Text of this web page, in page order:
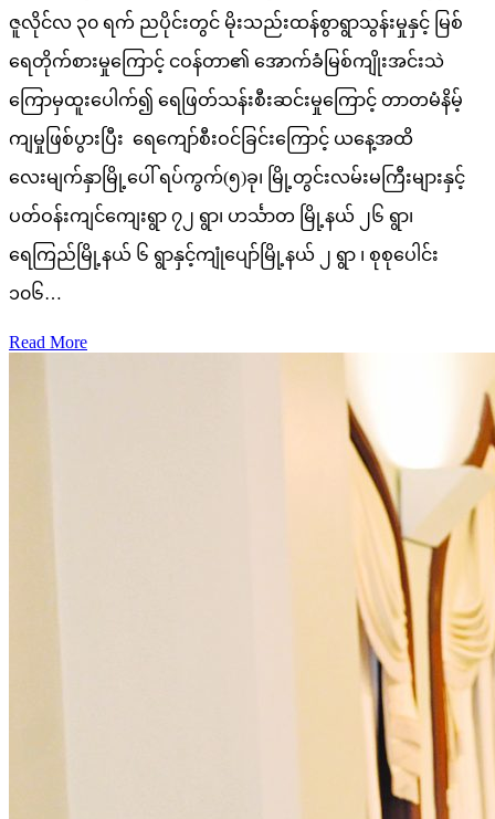
ဇူလိုင်လ ၃၀ ရက် ညပိုင်းတွင် မိုးသည်းထန်စွာရွာသွန်းမှုနှင့် မြစ်
ရေတိုက်စားမှုကြောင့် ငဝန်တာ၏ အောက်ခံမြစ်ကျိုးအင်းသဲ
ကြောမှထူးပေါက်၍ ရေဖြတ်သန်းစီးဆင်းမှုကြောင့် တာတမံနိမ့်
ကျမှုဖြစ်ပွားပြီး ရေကျော်စီးဝင်ခြင်းကြောင့် ယနေ့အထိ
လေးမျက်နှာမြို့ပေါ် ရပ်ကွက်(၅)ခု၊ မြို့တွင်းလမ်းမကြီးများနှင့်
ပတ်ဝန်းကျင်ကျေးရွာ ၇၂ ရွာ၊ ဟင်္သာတ မြို့နယ် ၂၆ ရွာ၊
ရေကြည်မြို့နယ် ၆ ရွာနှင့်ကျုံပျော်မြို့နယ် ၂ ရွာ ၊ စုစုပေါင်း
၁၀၆…
Read More